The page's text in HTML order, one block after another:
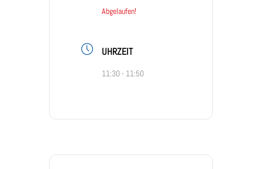
Abgelaufen!
UHRZEIT
11:30 - 11:50